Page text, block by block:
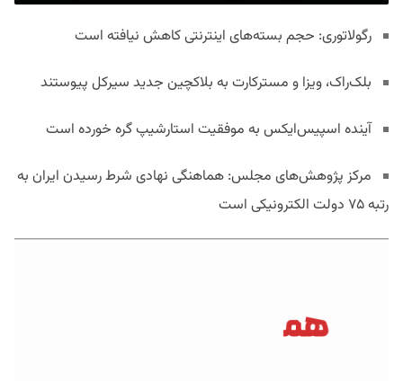
رگولاتوری: حجم بسته‌های اینترنتی کاهش نیافته است
بلک‌راک، ویزا و مسترکارت به بلاکچین جدید سیرکل پیوستند
آینده اسپیس‌ایکس به موفقیت استارشیپ گره خورده است
مرکز پژوهش‌های مجلس: هماهنگی نهادی شرط رسیدن ایران به
رتبه ۷۵ دولت الکترونیکی است